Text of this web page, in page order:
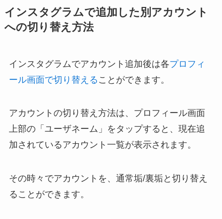
インスタグラムで追加した別アカウント
への切り替え方法
インスタグラムでアカウント追加後は各プロフィ
ール画面で切り替える ことができます。
アカウントの切り替え方法は、プロフィール画面
上部の「ユーザネーム」をタップすると、現在追
加されているアカウント一覧が表示されます。
その時々でアカウントを、通常垢/裏垢と切り替え
ることができます。